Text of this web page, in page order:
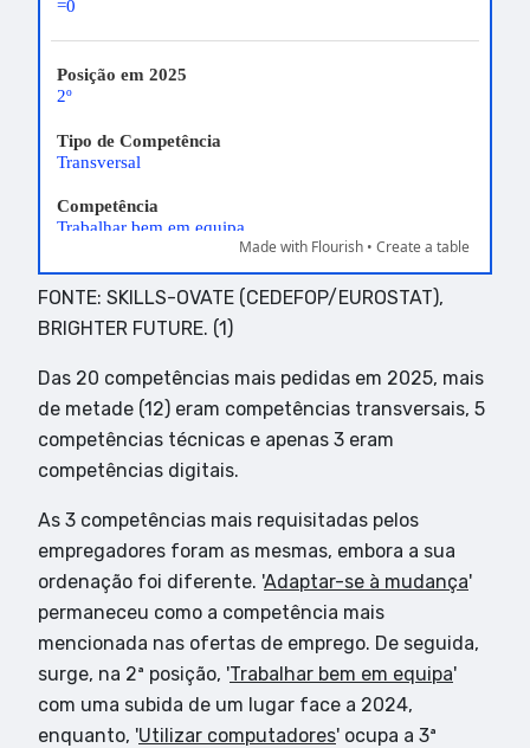
FONTE: SKILLS-OVATE (CEDEFOP/EUROSTAT),
BRIGHTER FUTURE. (1)
Das 20 competências mais pedidas em 2025, mais
de metade (12) eram competências transversais, 5
competências técnicas e apenas 3 eram
competências digitais.
As 3 competências mais requisitadas pelos
empregadores foram as mesmas, embora a sua
ordenação foi diferente. 'Adaptar-se à mudança'
permaneceu como a competência mais
mencionada nas ofertas de emprego. De seguida,
surge, na 2ª posição, 'Trabalhar bem em equipa'
com uma subida de um lugar face a 2024,
enquanto, 'Utilizar computadores' ocupa a 3ª